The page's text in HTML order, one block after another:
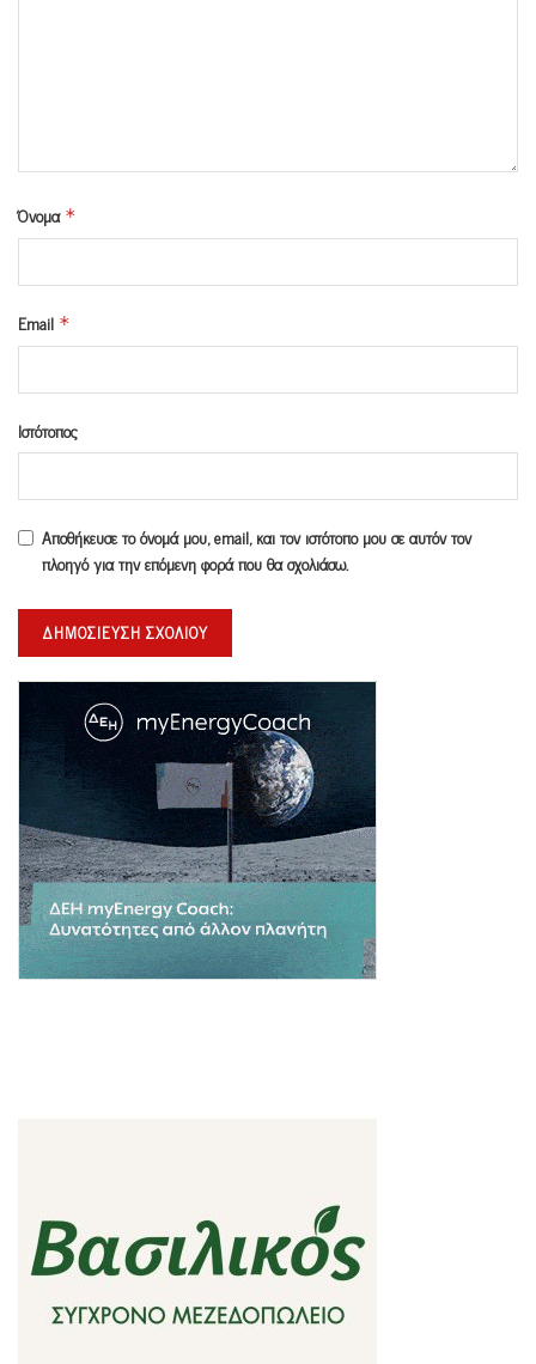
Όνομα *
Email *
Ιστότοπος
Αποθήκευσε το όνομά μου, email, και τον ιστότοπο μου σε αυτόν τον
πλοηγό για την επόμενη φορά που θα σχολιάσω.